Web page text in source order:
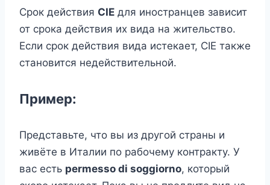
Срок действия CIE для иностранцев зависит
от срока действия их вида на жительство.
Если срок действия вида истекает, CIE также
становится недействительной.
Пример:
Представьте, что вы из другой страны и
живёте в Италии по рабочему контракту. У
вас есть permesso di soggiorno, который